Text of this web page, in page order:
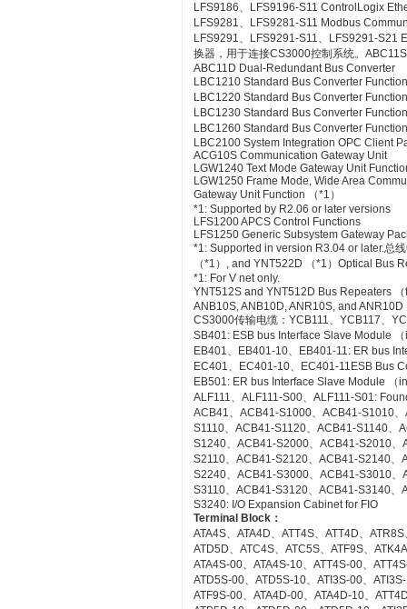
LFS9186、LFS9196-S11 ControlLogix
LFS9281、LFS9281-S11 Modbus
LFS9291、LFS9291-S11、LFS9291-S21
换器，用于连接CS3000控制系统。
ABC11D Dual-Redundant Bus Converter
LBC1210 Standard Bus Converter
LBC1220 Standard Bus Converter
LBC1230 Standard Bus Converter
LBC1260 Standard Bus Converter
LBC2100 System Integration OPC Client
ACG10S Communication Gateway Unit
LGW1240 Text Mode Gateway Unit
LGW1250 Frame Mode, Wide Area
Gateway Unit Function （*1）
*1: Supported by R2.06 or later versions
LFS1200 APCS Control Functions
LFS1250 Generic Subsystem Gateway
*1: Supported in version R3.04 or later.总
（*1）, and YNT522D （*1）Optical Bus
*1: For V net only.
YNT512S and YNT512D Bus Repeaters
ANB10S, ANB10D, ANR10S, and
CS3000传输电缆：YCB111、YCB117、
SB401: ESB bus Interface Slave Module
EB401、EB401-10、EB401-11: ER bus
EC401、EC401-10、EC401-11ESB Bus
EB501: ER bus Interface Slave Module （
ALF111、ALF111-S00、ALF111-S01:
ACB41、ACB41-S1000、ACB41-S1010
S1110、ACB41-S1120、ACB41-S1140
S1240、ACB41-S2000、ACB41-S2010
S2110、ACB41-S2120、ACB41-S2140
S2240、ACB41-S3000、ACB41-S3010
S3110、ACB41-S3120、ACB41-S3140
S3240: I/O Expansion Cabinet for FIO
Terminal Block ：
ATA4S、ATA4D、ATT4S、ATT4D、
ATD5D、ATC4S、ATC5S、ATF9S、
ATA4S-00、ATA4S-10、ATT4S-00、
ATD5S-00、ATD5S-10、ATI3S-00、
ATF9S-00、ATA4D-00、ATA4D-10、